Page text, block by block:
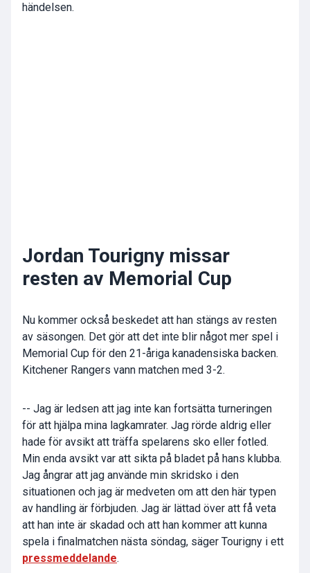
händelsen.
Jordan Tourigny missar
resten av Memorial Cup
Nu kommer också beskedet att han stängs av resten
av säsongen. Det gör att det inte blir något mer spel i
Memorial Cup för den 21-åriga kanadensiska backen.
Kitchener Rangers vann matchen med 3-2.
-- Jag är ledsen att jag inte kan fortsätta turneringen
för att hjälpa mina lagkamrater. Jag rörde aldrig eller
hade för avsikt att träffa spelarens sko eller fotled.
Min enda avsikt var att sikta på bladet på hans klubba.
Jag ångrar att jag använde min skridsko i den
situationen och jag är medveten om att den här typen
av handling är förbjuden. Jag är lättad över att få veta
att han inte är skadad och att han kommer att kunna
spela i finalmatchen nästa söndag, säger Tourigny i ett
pressmeddelande.